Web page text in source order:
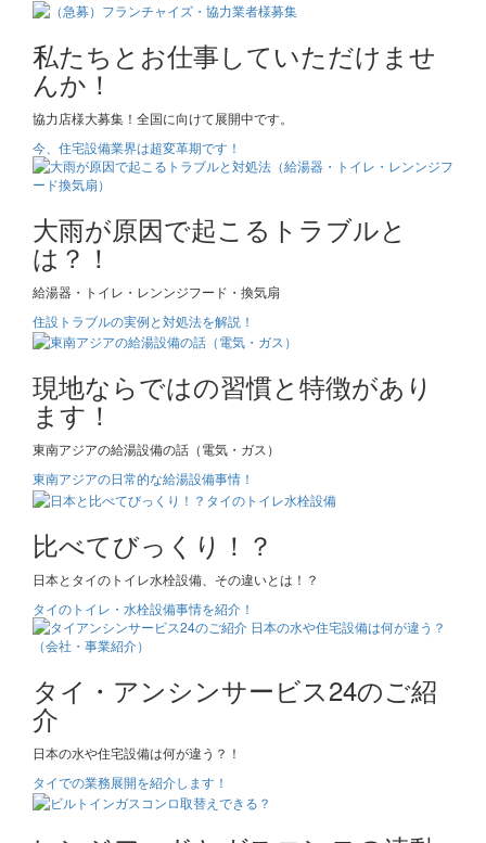
私たちとお仕事していただけませ
んか！
協力店様大募集！全国に向けて展開中です。
今、住宅設備業界は超変革期です！
大雨が原因で起こるトラブルと
は？！
給湯器・トイレ・レンンジフード・換気扇
住設トラブルの実例と対処法を解説！
現地ならではの習慣と特徴があり
ます！
東南アジアの給湯設備の話（電気・ガス）
東南アジアの日常的な給湯設備事情！
比べてびっくり！？
日本とタイのトイレ水栓設備、その違いとは！？
タイのトイレ・水栓設備事情を紹介！
タイ・アンシンサービス24のご紹
介
日本の水や住宅設備は何が違う？！
タイでの業務展開を紹介します！